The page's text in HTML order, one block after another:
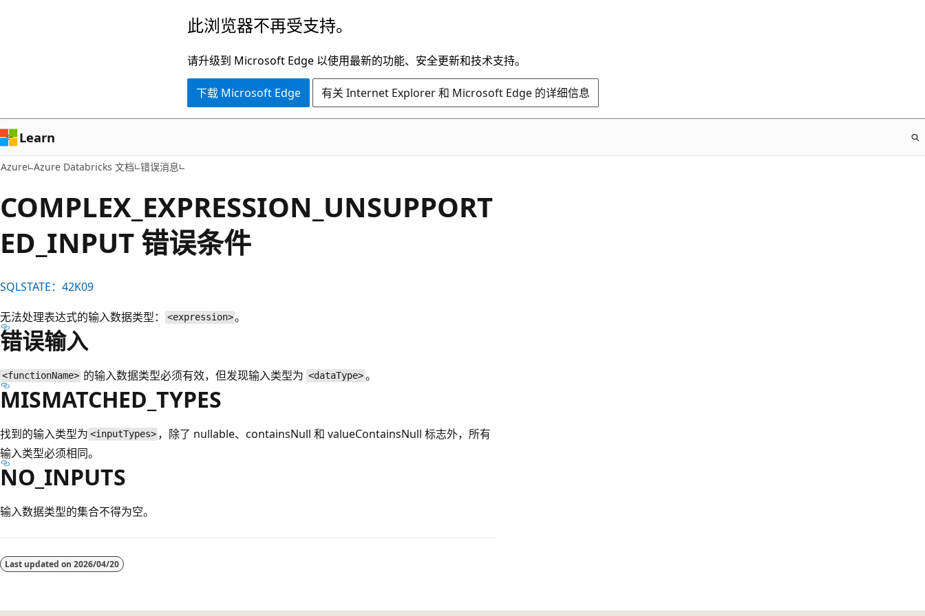
容
此浏览器不再受支持。
请升级到 Microsoft Edge 以使用最新的功能、安全更新和技术支持。
下载 Microsoft Edge 有关 Internet Explorer 和 Microsoft Edge 的详细信息
Learn
Azure Azure Databricks 文档 错误消息
COMPLEX_EXPRESSION_UNSUPPORT
ED_INPUT 错误条件
SQLSTATE：42K09
无法处理表达式的输入数据类型：
<expression>。
错误输入
<functionName> 的输入数据类型必须有效，但发现输入类型为 <dataType>。
MISMATCHED_TYPES
找到的输入类型为 <inputTypes> ，除了 nullable、containsNull 和 valueContainsNull 标志外，所有
输入类型必须相同。
NO_INPUTS
输入数据类型的集合不得为空。
模
已
Last updated on 2026/04/20